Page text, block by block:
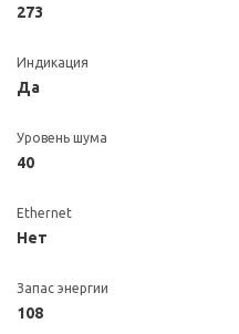
273
Индикация
Да
Уровень шума
40
Ethernet
Нет
Запас энергии
108